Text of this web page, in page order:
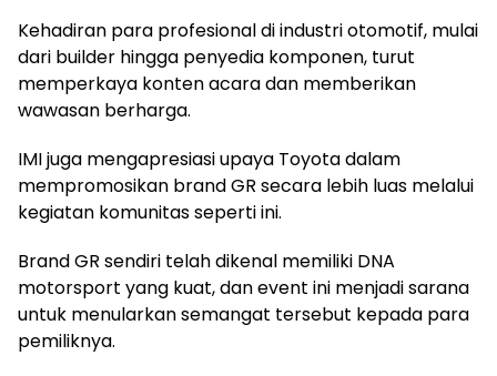
Kehadiran para profesional di industri otomotif, mulai
dari builder hingga penyedia komponen, turut
memperkaya konten acara dan memberikan
wawasan berharga.
IMI juga mengapresiasi upaya Toyota dalam
mempromosikan brand GR secara lebih luas melalui
kegiatan komunitas seperti ini.
Brand GR sendiri telah dikenal memiliki DNA
motorsport yang kuat, dan event ini menjadi sarana
untuk menularkan semangat tersebut kepada para
pemiliknya.